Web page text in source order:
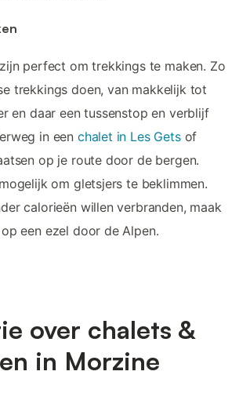
perfect om trekkings te maken. Zo
trekkings doen, van makkelijk tot
en daar een tussenstop en verblijf
in een chalet in Les Getsof
op je route door de bergen.
om gletsjers te beklimmen.
calorieën willen verbranden, maak
een ezel door de Alpen.
over chalets &
in Morzine